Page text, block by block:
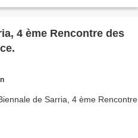
4 ème Rencontre des